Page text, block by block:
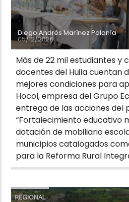
Diego Andrés Marínez Polanía
05/12/2026
Más de 22 mil estudiantes y
docentes del Huila cuentan
mejores condiciones para
Hocol, empresa del Grupo
entrega de las acciones del
“Fortalecimiento educativo
dotación de mobiliario
municipios catalogados
para la Reforma Rural
REGIONAL